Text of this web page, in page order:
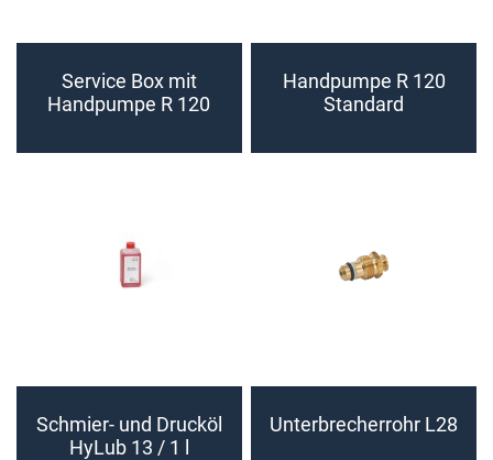
Service Box mit
Handpumpe R 120
Handpumpe R 120
Standard
Schmier- und Drucköl
HyLub 13 / 1 l
Unterbrecherrohr L28